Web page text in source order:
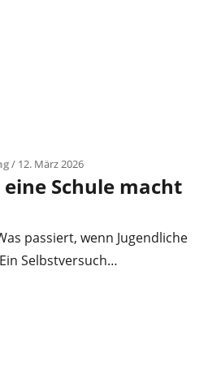
/ 12. März 2026
Schule macht
passiert, wenn Jugendliche
Selbstversuch…